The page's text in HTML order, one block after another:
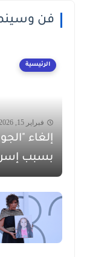
فن
الرئيسية
فبراير 15, 2026
بسبب